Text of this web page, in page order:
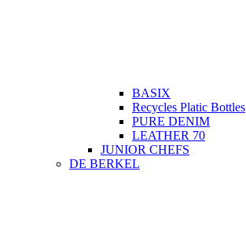
BASIX
Recycles Platic Bottles
PURE DENIM
LEATHER 70
JUNIOR CHEFS
DE BERKEL